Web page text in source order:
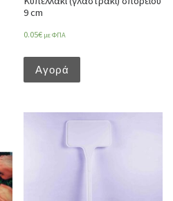
9 cm
0.05€ με ΦΠΑ
Αγορά